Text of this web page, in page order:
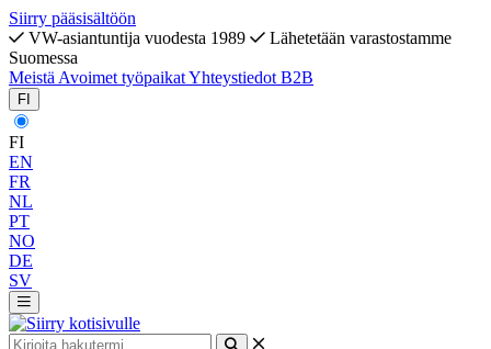
Siirry pääsisältöön
VW-asiantuntija vuodesta 1989
Lähetetään varastostamme
Suomessa
Meistä Avoimet työpaikatYhteystiedot B2B
FI
FI
EN
FR
NL
PT
NO
DE
SV